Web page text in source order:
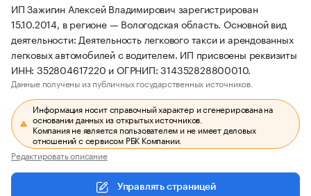
ИП Зажигин Алексей Владимирович зарегистрирован
15.10.2014, в регионе — Вологодская область. Основной вид
деятельности: Деятельность легкового такси и арендованных
легковых автомобилей с водителем. ИП присвоены реквизиты
ИНН: 352804617220 и ОГРНИП: 314352828800010.
Данные получены из публичных государственных источников.
Информация носит справочный характер и сгенерирована на
основании данных из открытых источников.
Компания не является пользователем и не имеет деловых
отношений с сервисом РБК Компании.
Редактировать описание
Управлять страницей